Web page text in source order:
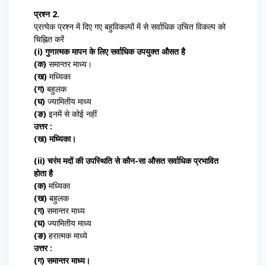
प्रश्न 2.
प्रत्येक प्रश्न में दिए गए बहुविकल्पों में से सर्वाधिक उचित विकल्प को
चिह्नित करें
(i) गुणात्मक मापन के लिए सर्वाधिक उपयुक्त औसत है
(क) समान्तर माध्य।
(ख) मध्यिका
(ग) बहुलक
(घ) ज्यामितीय माध्य
(ङ) इनमें से कोई नहीं
उत्तर :
(ख) मध्यिका।
(ii) चरंम मदों की उपस्थिति से कौन-सा औसत सर्वाधिक प्रभावित
होता है
(क) मध्यिका
(ख) बहुलक
(ग) समान्तर माध्य
(घ) ज्यामितीय माध्य
(ङ) हरात्मक माध्ये
उत्तर :
(ग) समान्तर माध्य।